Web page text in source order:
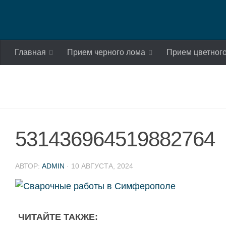
Главная Прием черного лома Прием
531436964519882764
АВТОР: ADMIN · 10 АВГУСТА, 2024
ЧИТАЙТЕ ТАКЖЕ: